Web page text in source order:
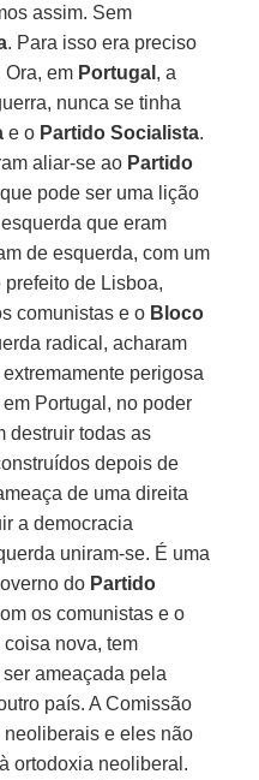
assim. Sem
. Para isso era preciso
Ora, em Portugal , a
nunca se tinha
e o Partido Socialista.
aliar-se ao Partido
pode ser uma lição
que eram
de esquerda, com um
prefeito de Lisboa,
comunistas e o Bloco
radical, acharam
perigosa
Portugal, no poder
destruir todas as
depois de
de uma direita
a democracia
uniram-se. É uma
do Partido
os comunistas e o
coisa nova, tem
ameaçada pela
país. A Comissão
e eles não
ortodoxia neoliberal.